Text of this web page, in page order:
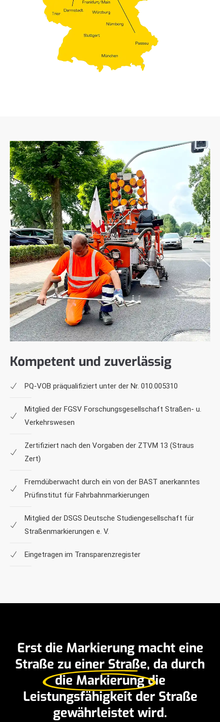
Kompetent und zuverlässig
PQ-VOB präqualifiziert unter der Nr. 010.005310
Mitglied der FGSV Forschungsgesellschaft Straßen- u.
Verkehrswesen
Zertifiziert nach den Vorgaben der ZTVM 13 (Straus
Zert)
Fremdüberwacht durch ein von der BAST anerkanntes
Prüfinstitut für Fahrbahnmarkierungen
Mitglied der DSGS Deutsche Studiengesellschaft für
Straßenmarkierungen e. V.
Eingetragen im Transparenzregister
Erst die Markierung macht eine
Straße zu einer Straße, da durch
die Markierungdie
Leistungsfähigkeit der Straße
gewährleistet wird.